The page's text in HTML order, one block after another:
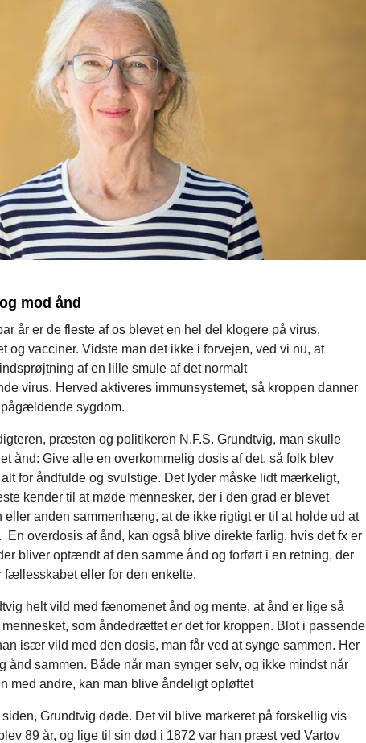
mod ånd
år er de fleste af os blevet en hel del klogere på virus,
og vacciner. Vidste man det ikke i forvejen, ved vi nu, at
af en lille smule af det normalt
virus. Herved aktiveres immunsystemet, så kroppen danner
sygdom.
præsten og politikeren N.F.S. Grundtvig, man skulle
ånd: Give alle en overkommelig dosis af det, så folk blev
for åndfulde og svulstige. Det lyder måske lidt mærkeligt,
kender til at møde mennesker, der i den grad er blevet
eller anden sammenhæng, at de ikke rigtigt er til at holde ud at
overdosis af ånd, kan også blive direkte farlig, hvis det fx er
bliver optændt af den samme ånd og forført i en retning, der
eller for den enkelte.
helt vild med fænomenet ånd og mente, at ånd er lige så
som åndedrættet er det for kroppen. Blot i passende
især vild med den dosis, man får ved at synge sammen. Her
ånd sammen. Både når man synger selv, og ikke mindst når
med andre, kan man blive åndeligt opløftet
siden, Grundtvig døde. Det vil blive markeret på forskellig vis
89 år, og lige til sin død i 1872 var han præst ved Vartov